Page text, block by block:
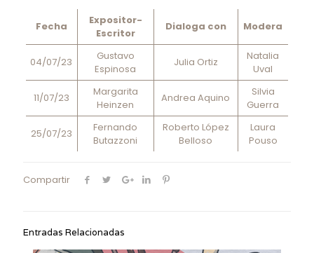
Fecha
Expositor-
Escritor
Dialoga con Modera
04/07/23
Gustavo
Espinosa
Julia Ortiz
Natalia
Uval
11/07/23
Margarita
Heinzen
Andrea Aquino
Silvia
Guerra
25/07/23
Fernando
Butazzoni
Roberto López
Belloso
Laura
Pouso
Compartir
Entradas Relacionadas